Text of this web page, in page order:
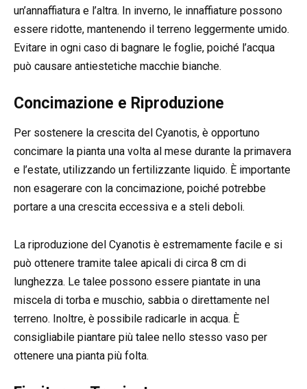
un’annaffiatura e l’altra. In inverno, le innaffiature possono
essere ridotte, mantenendo il terreno leggermente umido.
Evitare in ogni caso di bagnare le foglie, poiché l’acqua
può causare antiestetiche macchie bianche.
Concimazione e Riproduzione
Per sostenere la crescita del Cyanotis, è opportuno
concimare la pianta una volta al mese durante la primavera
e l’estate, utilizzando un fertilizzante liquido. È importante
non esagerare con la concimazione, poiché potrebbe
portare a una crescita eccessiva e a steli deboli.
La riproduzione del Cyanotis è estremamente facile e si
può ottenere tramite talee apicali di circa 8 cm di
lunghezza. Le talee possono essere piantate in una
miscela di torba e muschio, sabbia o direttamente nel
terreno. Inoltre, è possibile radicarle in acqua. È
consigliabile piantare più talee nello stesso vaso per
ottenere una pianta più folta.